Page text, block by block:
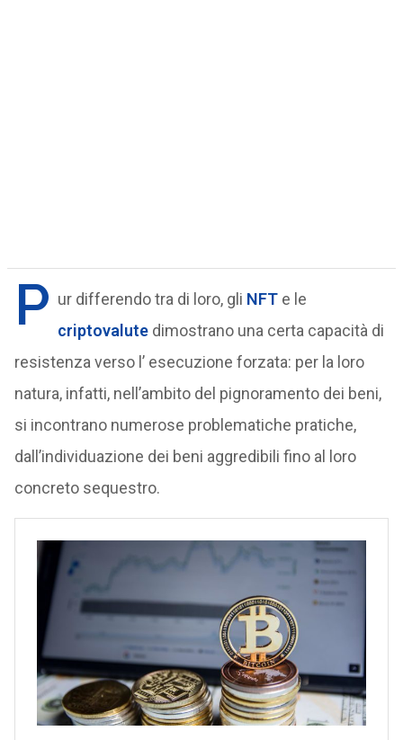
P ur differendo tra di loro, gli NFT e le
criptovalute dimostrano una certa capacità di
resistenza verso l’ esecuzione forzata: per la loro
natura, infatti, nell’ambito del pignoramento dei beni,
si incontrano numerose problematiche pratiche,
dall’individuazione dei beni aggredibili fino al loro
concreto sequestro.